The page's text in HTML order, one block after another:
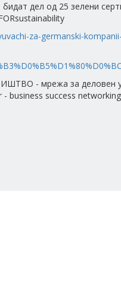
дел од 25 зелени
za-germanski-
- мрежа за деловен
- business success networking